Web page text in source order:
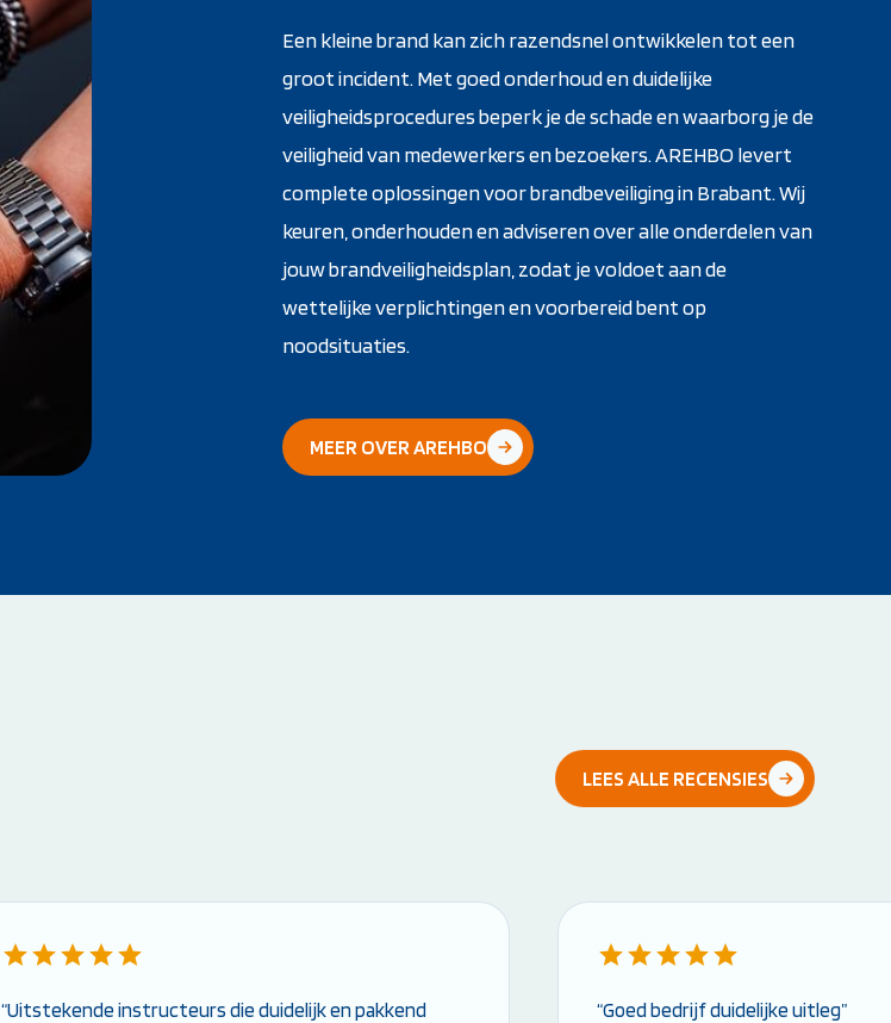
Een kleine brand kan zich razendsnel ontwikkelen tot een
groot incident. Met goed onderhoud en duidelijke
veiligheidsprocedures beperk je de schade en waarborg je de
veiligheid van medewerkers en bezoekers. AREHBO levert
complete oplossingen voor brandbeveiliging in Brabant. Wij
keuren, onderhouden en adviseren over alle onderdelen van
jouw brandveiligheidsplan, zodat je voldoet aan de
wettelijke verplichtingen en voorbereid bent op
noodsituaties.
MEER OVER AREHBO
LEES ALLE RECENSIES
“Uitstekende instructeurs die duidelijk en pakkend
“Goed bedrijf duidelijke uitleg”